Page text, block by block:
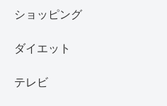
ショッピング
ダイエット
テレビ